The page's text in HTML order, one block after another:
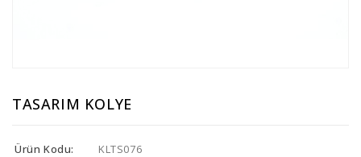
TASARIM KOLYE
Ürün Kodu:
KLTS076